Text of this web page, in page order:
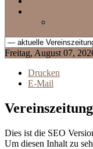
Freitag, August 07,
Drucken
E-Mail
Dies ist die SEO
Um diesen Inhalt zu